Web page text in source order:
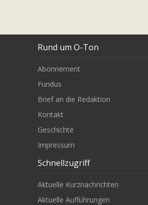
Rund um O-Ton
Abonnement
Fundus
Brief an die Redaktion
Kontakt
Geschichte
Impressum
Schnellzugriff
Aktuelle Kurznachrichten
Aktuelle Aufführungen